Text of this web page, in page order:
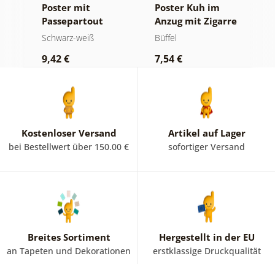
Poster mit
Passepartout
Luxuriöses
Schwarz-Weiß
Schwarz-weiß
9,42 €
Poster Kuh im
Anzug mit Zigarre
und Whiskey
Büffel
7,54 €
Kostenloser Versand
bei Bestellwert über 150.00 €
Artikel auf Lager
sofortiger Versand
Breites Sortiment
an Tapeten und Dekorationen
Hergestellt in der EU
erstklassige Druckqualität